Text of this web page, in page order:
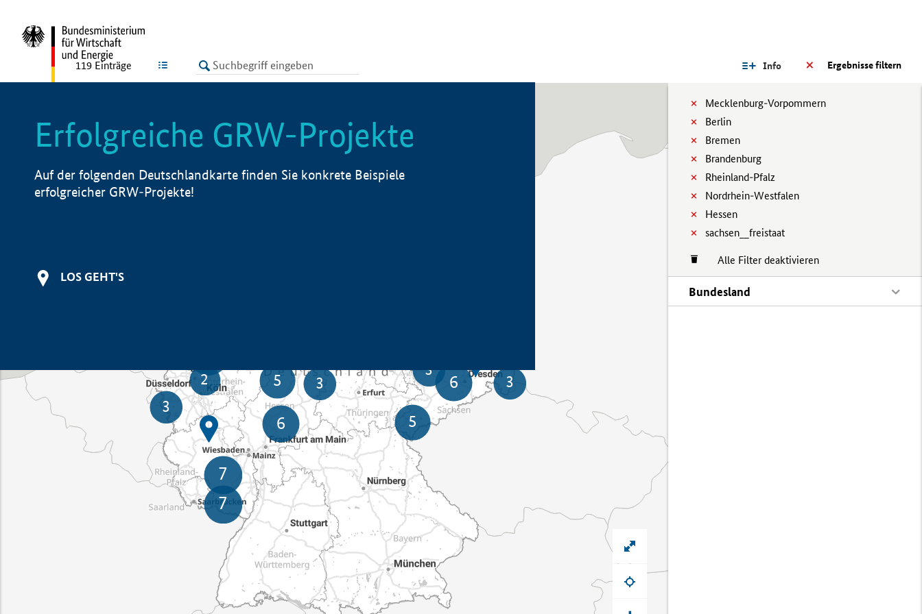
LISTE Ergebnisse filtern
Info
Mecklenburg-Vorpommern
Berlin
Bremen
Brandenburg
Rheinland-Pfalz
Nordrhein-Westfalen
Hessen
sachsen__freistaat
Alle Filter deaktivieren
Bundesland
119 Einträge
Erfolgreiche GRW-Projekte
Auf der folgenden Deutschlandkarte finden Sie konkrete Beispiele
erfolgreicher GRW-Projekte!
LOS GEHT'S